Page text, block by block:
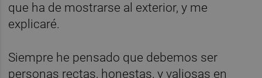
que ha de mostrarse al exterior, y me
explicaré.
Siempre he pensado que debemos ser
personas rectas, honestas, y valiosas en